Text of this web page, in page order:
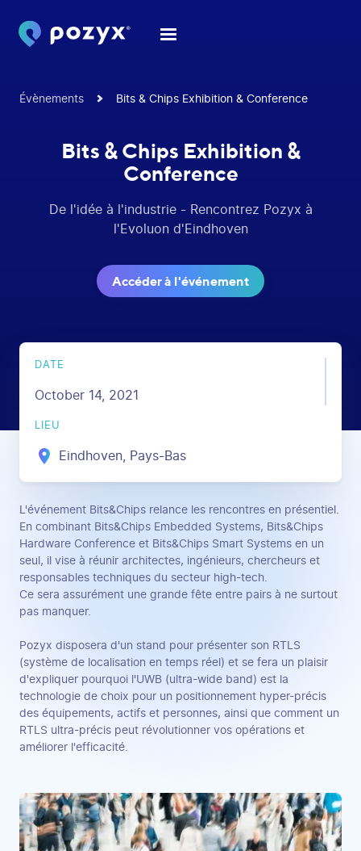
Évènements Bits & Chips Exhibition & Conference
Bits & Chips Exhibition &
Conference
De l'idée à l'industrie - Rencontrez Pozyx à
l'Evoluon d'Eindhoven
Accéder à l'événement
DATE
October 14, 2021
LIEU
Eindhoven, Pays-Bas
L'événement Bits&Chips relance les rencontres en présentiel.
En combinant Bits&Chips Embedded Systems, Bits&Chips
Hardware Conference et Bits&Chips Smart Systems en un
seul, il vise à réunir architectes, ingénieurs, chercheurs et
responsables techniques du secteur high-tech.
Ce sera assurément une grande fête entre pairs à ne surtout
pas manquer.
Pozyx disposera d'un stand pour présenter son RTLS
(système de localisation en temps réel) et se fera un plaisir
d'expliquer pourquoi l'UWB (ultra-wide band) est la
technologie de choix pour un positionnement hyper-précis
des équipements, actifs et personnes, ainsi que comment un
RTLS ultra-précis peut révolutionner vos opérations et
améliorer l'efficacité.